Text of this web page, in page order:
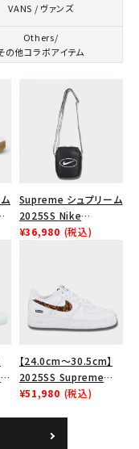
VANS / ヴァンズ
Others/
の他コラボアイテム
Supreme シュプリーム
2025SS Nike
Leather Shoulder
¥36,980 (税込)
【24.0cm～30.5cm】
2025SS Supreme
GOODENOUGH Nike
フ ナイキエアフォース１
¥51,980 (税込)